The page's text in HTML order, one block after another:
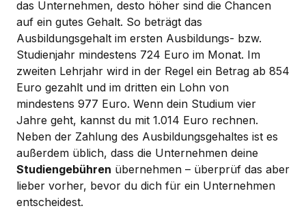
das Unternehmen, desto höher sind die Chancen
auf ein gutes Gehalt. So beträgt das
Ausbildungsgehalt im ersten Ausbildungs- bzw.
Studienjahr mindestens 724 Euro im Monat. Im
zweiten Lehrjahr wird in der Regel ein Betrag ab 854
Euro gezahlt und im dritten ein Lohn von
mindestens 977 Euro. Wenn dein Studium vier
Jahre geht, kannst du mit 1.014 Euro rechnen.
Neben der Zahlung des Ausbildungsgehaltes ist es
außerdem üblich, dass die Unternehmen deine
Studiengebühren übernehmen – überprüf das aber
lieber vorher, bevor du dich für ein Unternehmen
entscheidest.